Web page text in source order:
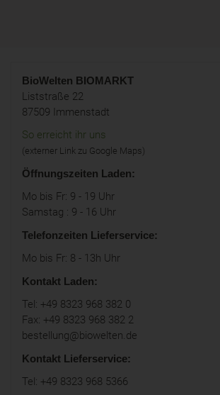
BioWelten BIOMARKT
Liststraße 22
87509 Immenstadt
So erreicht ihr uns
(externer Link zu Google Maps)
Öffnungszeiten Laden:
Mo bis Fr: 9 - 19 Uhr
Samstag : 9 - 16 Uhr
Telefonzeiten Lieferservice:
Mo bis Fr: 8 - 13h Uhr
Kontakt Laden:
Tel: +49 8323 968 382 0
Fax: +49 8323 968 382 2
bestellung@biowelten.de
Kontakt Lieferservice:
Tel: +49 8323 968 5366